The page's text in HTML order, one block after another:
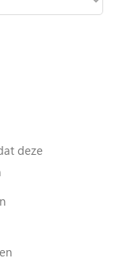
deze